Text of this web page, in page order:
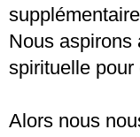
Nous aspirons
spirituelle
Alors nous